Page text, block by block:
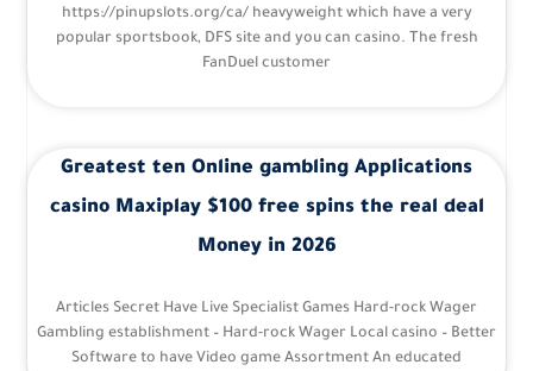
https://pinupslots.org/ca/ heavyweight which have a very
popular sportsbook, DFS site and you can casino. The fresh
FanDuel customer
Greatest ten Online gambling Applications
casino Maxiplay $100 free spins the real deal
Money in 2026
Articles Secret Have Live Specialist Games Hard-rock Wager
Gambling establishment – Hard-rock Wager Local casino – Better
Software to have Video game Assortment An educated